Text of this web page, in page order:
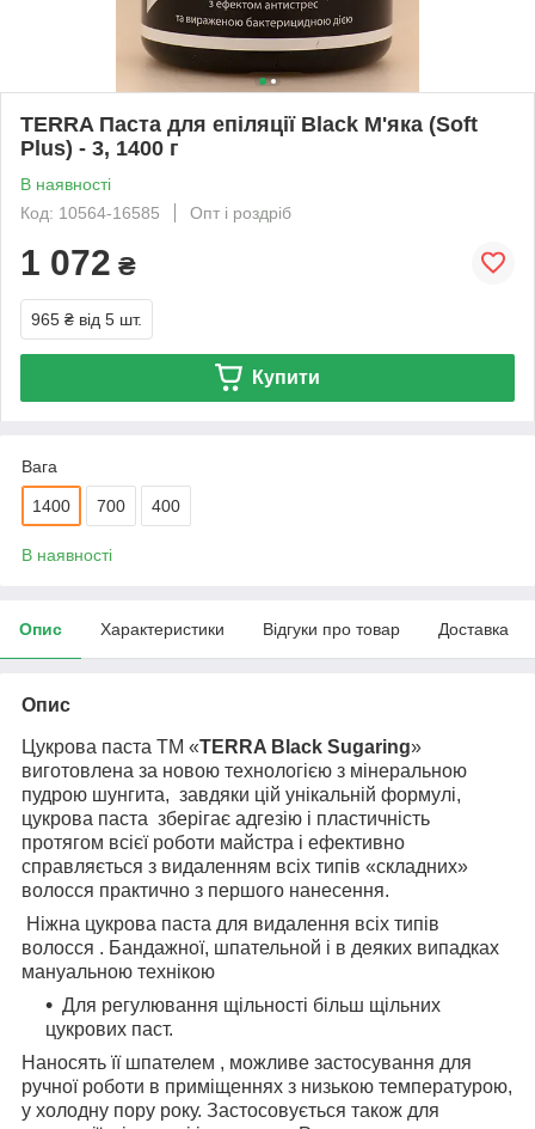
TERRA Паста для епіляції Black М'яка (Soft
Plus) - 3, 1400 г
В наявності
Код: 10564-16585
Опт і роздріб
1 072 ₴
965 ₴ від 5 шт.
Купити
Вага
1400 700 400
В наявності
Опис Характеристики Відгуки про товар Доставка
Опис
Цукрова паста ТМ «TERRA Black Sugaring»
виготовлена за новою технологією з мінеральною
пудрою шунгита, завдяки цій унікальній формулі,
цукрова паста зберігає адгезію і пластичність
протягом всієї роботи майстра і ефективно
справляється з видаленням всіх типів «складних»
волосся практично з першого нанесення.
Ніжна цукрова паста для видалення всіх типів
волосся . Бандажної, шпательной і в деяких випадках
мануальною технікою
Для регулювання щільності більш щільних
цукрових паст.
Наносять її шпателем , можливе застосування для
ручної роботи в приміщеннях з низькою температурою,
у холодну пору року. Застосовується також для